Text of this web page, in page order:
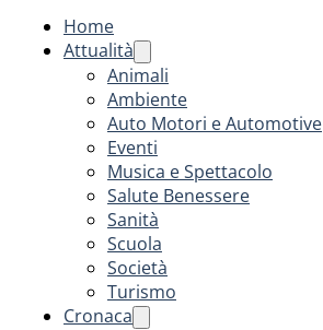
Home
Attualità
Animali
Ambiente
Auto Motori e Automotive
Eventi
Musica e Spettacolo
Salute Benessere
Sanità
Scuola
Società
Turismo
Cronaca